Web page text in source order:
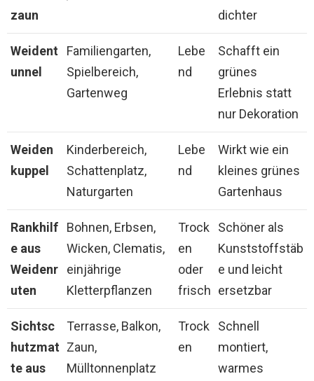
zaun
dichter
Weident
unnel
Familiengarten,
Spielbereich,
Gartenweg
Lebe
nd
Schafft ein
grünes
Erlebnis statt
nur Dekoration
Weiden
kuppel
Kinderbereich,
Schattenplatz,
Naturgarten
Lebe
nd
Wirkt wie ein
kleines grünes
Gartenhaus
Rankhilf
e aus
Weidenr
uten
Bohnen, Erbsen,
Wicken, Clematis,
einjährige
Kletterpflanzen
Trock
en
oder
frisch
Schöner als
Kunststoffstäb
e und leicht
ersetzbar
Sichtsc
hutzmat
te aus
Terrasse, Balkon,
Zaun,
Mülltonnenplatz
Trock
en
Schnell
montiert,
warmes